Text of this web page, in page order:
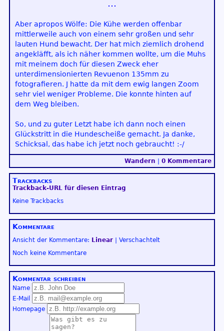
Aber apropos Wölfe: Die Kühe werden offenbar
mittlerweile auch von einem sehr großen und sehr
lauten Hund bewacht. Der hat mich ziemlich drohend
angekläfft, als ich näher kommen wollte, um die Muhs
mit meinem doch für diesen Zweck eher
unterdimensionierten Revuenon 135mm zu
fotografieren. J hatte da mit dem ewig langen Zoom
sehr viel weniger Probleme. Die konnte hinten auf
dem Weg bleiben.
So, und zu guter Letzt habe ich dann noch einen
Glückstritt in die Hundescheiße gemacht. Ja danke,
Schicksal, das habe ich jetzt noch gebraucht! :-/
Wandern 0 Kommentare
Trackbacks
Trackback-URL für diesen Eintrag
Keine Trackbacks
Kommentare
Ansicht der Kommentare: Linear | Verschachtelt
Noch keine Kommentare
Kommentar schreiben
Name
E-Mail
Homepage